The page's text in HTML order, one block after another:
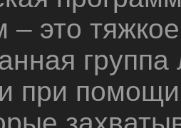
– это
при